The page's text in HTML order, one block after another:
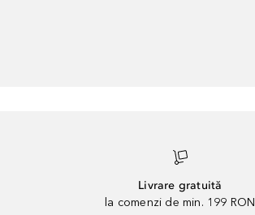
Livrare gratuită
la comenzi de min. 199 RON